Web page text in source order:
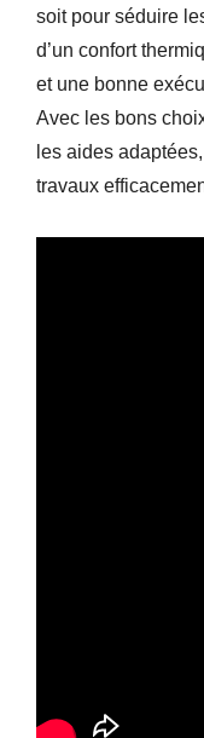
soit pour séduire
d’un confort
et une bonne
Avec les bons
les aides
travaux